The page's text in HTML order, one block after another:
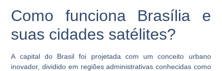
Como funciona Brasília e
suas cidades satélites?
A capital do Brasil foi projetada com um conceito urbano
inovador, dividido em regiões administrativas conhecidas como